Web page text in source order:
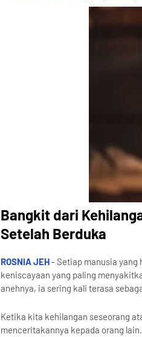
Bangkit dari
Setelah Berduka
ROSNIA JEH- Setiap manusia yang
keniscayaan yang paling
anehnya, ia sering kali terasa
Ketika kita kehilangan seseorang
menceritakannya kepada orang